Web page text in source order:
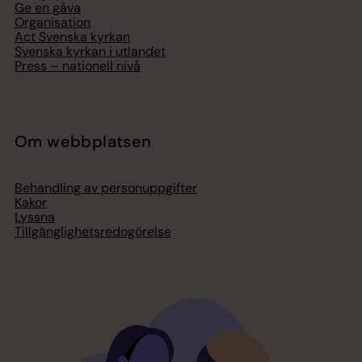
Ge en gåva
Organisation
Act Svenska kyrkan
Svenska kyrkan i utlandet
Press – nationell nivå
Om webbplatsen
Behandling av personuppgifter
Kakor
Lyssna
Tillgänglighetsredogörelse